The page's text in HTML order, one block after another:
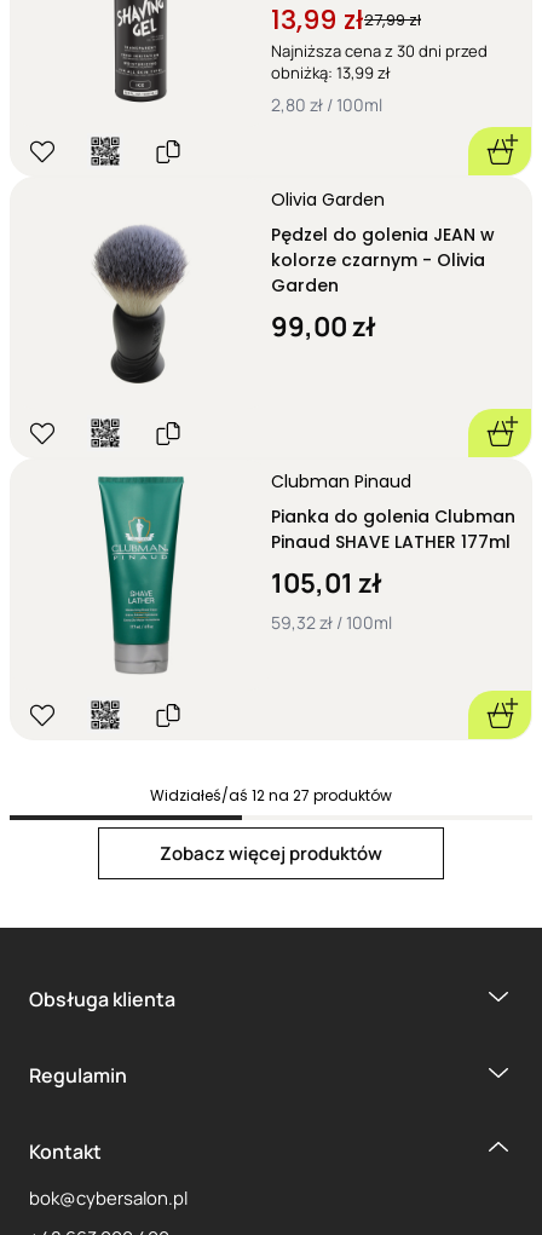
13,99 zł27,99 zł
Najniższa cena z 30 dni przed
obniżką: 13,99 zł
2,80 zł / 100ml
Olivia Garden
Pędzel do golenia JEAN w
kolorze czarnym - Olivia
Garden
99,00 zł
Clubman Pinaud
Pianka do golenia Clubman
Pinaud SHAVE LATHER 177ml
105,01 zł
59,32 zł / 100ml
Widziałeś/aś 12na 27 produktów
Zobacz więcej produktów
Next page
Obsługa klienta
Regulamin
Kontakt
bok@cybersalon.pl